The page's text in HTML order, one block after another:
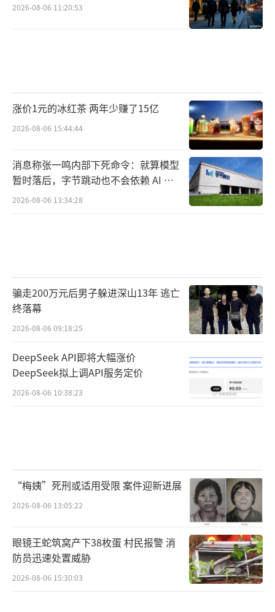
2026-08-06 11:20:53
涨价1元的冰红茶 两年少赚了15亿
2026-08-06 15:44:44
消息称张一鸣内部下死命令：就算模型
暂时落后，字节跳动也不会依赖 AI 蒸
馏技术
2026-08-06 13:34:28
骗走200万元后男子躲进深山13年 逃亡
终落幕
2026-08-06 09:18:25
DeepSeek API即将大幅涨价
DeepSeek拟上调API服务定价
2026-08-06 10:38:23
“梅姨”死刑或适用受限 案件迎新进展
2026-08-06 13:05:22
眼镜王蛇筑窝产下38枚蛋 村民报警 消
防员迅速处置威胁
2026-08-06 15:30:03